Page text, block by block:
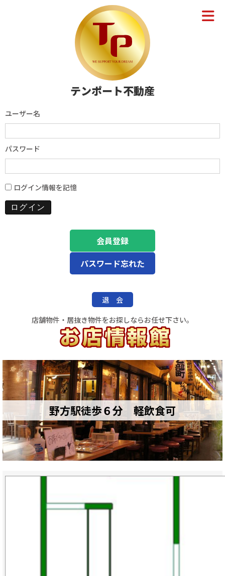
テンポート不動産
ユーザー名
パスワード
ログイン情報を記憶
会員登録
パスワード忘れた
退 会
店舗物件・居抜き物件をお探しならお任せ下さい。
野方駅徒歩６分 軽飲食可